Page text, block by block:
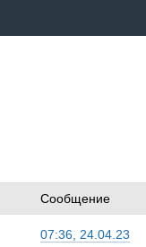
Сообщение
07:36, 24.04.23